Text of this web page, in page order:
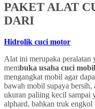
PAKET ALAT
DARI
Hidrolik cuci motor
Alat ini merupaka
membuka usaha cuci mobil
mengangkat mobil agar
bawah mobil supaya
ukuran paliing kecil sampai
alphard, bahkan truk engkol